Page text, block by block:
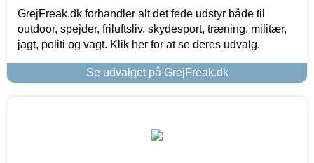
GrejFreak.dk forhandler alt det fede udstyr både til
outdoor, spejder, friluftsliv, skydesport, træning, militær,
jagt, politi og vagt. Klik her for at se deres udvalg.
Se udvalget på GrejFreak.dk